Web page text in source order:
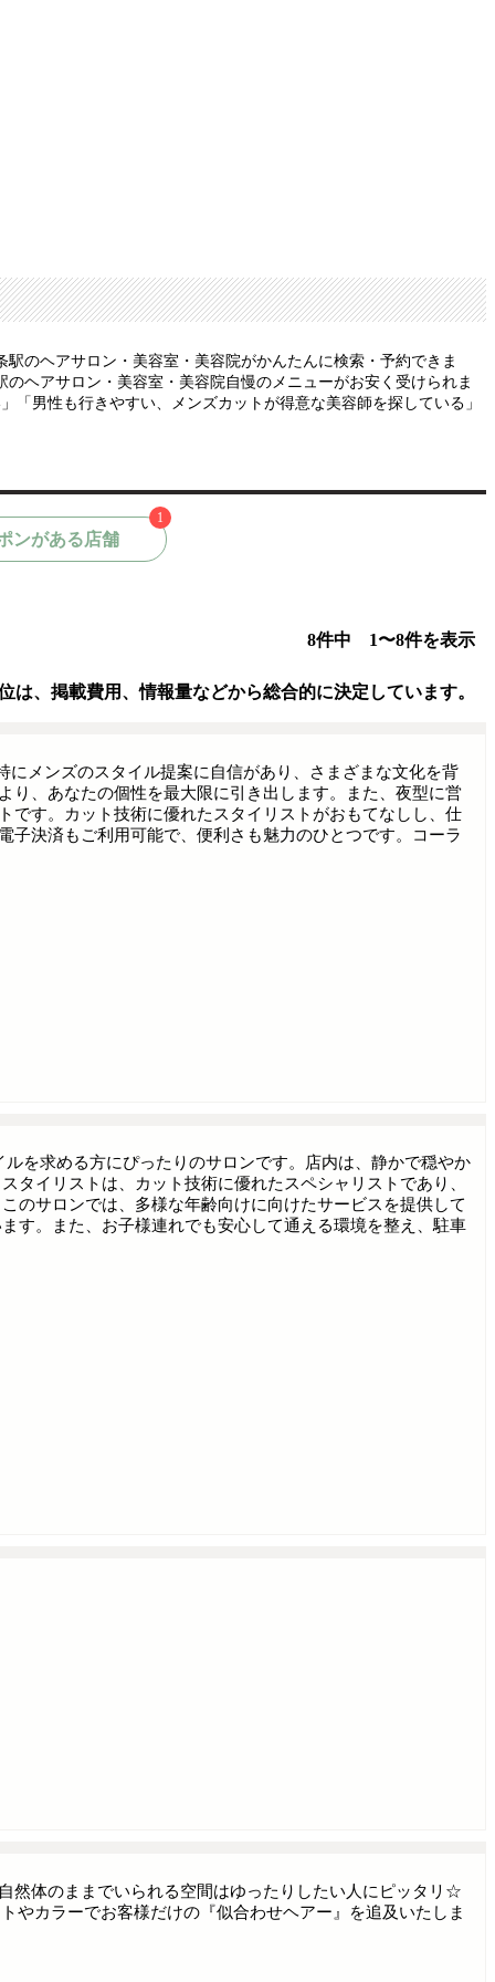
のヘアサロン・美容室・美容院がかんたんに検索・予約できま
ヘアサロン・美容室・美容院自慢のメニューがお安く受けられま
男性も行きやすい、メンズカットが得意な美容師を探している」
ンがある店舗
1
8件中 1〜8件を表示
は、掲載費用、情報量などから総合的に決定しています。
メンズのスタイル提案に自信があり、さまざまな文化を背
り、あなたの個性を最大限に引き出します。また、夜型に営
です。カット技術に優れたスタイリストがおもてなしし、仕
決済もご利用可能で、便利さも魅力のひとつです。コーラ
を求める方にぴったりのサロンです。店内は、静かで穏やか
タイリストは、カット技術に優れたスペシャリストであり、
のサロンでは、多様な年齢向けに向けたサービスを提供して
す。また、お子様連れでも安心して通える環境を整え、駐車
然体のままでいられる空間はゆったりしたい人にピッタリ☆
やカラーでお客様だけの『似合わせヘアー』を追及いたしま